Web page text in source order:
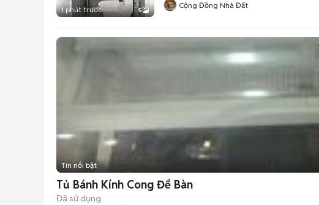
1 phút trước 5 Cộng Đồng Nhà Đất
Tin nổi bật
Tủ Bánh Kính Cong Để Bàn
Đã sử dụng